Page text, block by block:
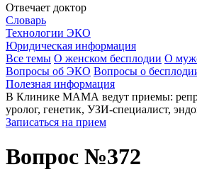
Отвечает доктор
Словарь
Технологии ЭКО
Юридическая информация
Все темы О женском бесплодии О
Вопросы об ЭКО Вопросы о
Полезная информация
В Клинике МАМА ведут приемы:
уролог, генетик, УЗИ-специалист,
Записаться на прием
Вопрос №372